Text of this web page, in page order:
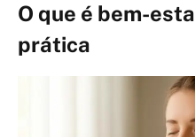
O que é bem-
prática